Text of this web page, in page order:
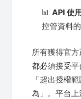
📊 API 使
控管資料
所有獲得官
都必須接受
「超出授權
為」。平台上